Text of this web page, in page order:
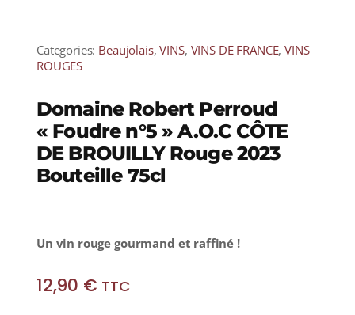
Categories: Beaujolais,VINS, VINS DE FRANCE,VINS
ROUGES
Domaine Robert Perroud
« Foudre n°5 » A.O.C CÔTE
DE BROUILLY Rouge 2023
Bouteille 75cl
Un vin rouge gourmand et raffiné !
12,90 € TTC